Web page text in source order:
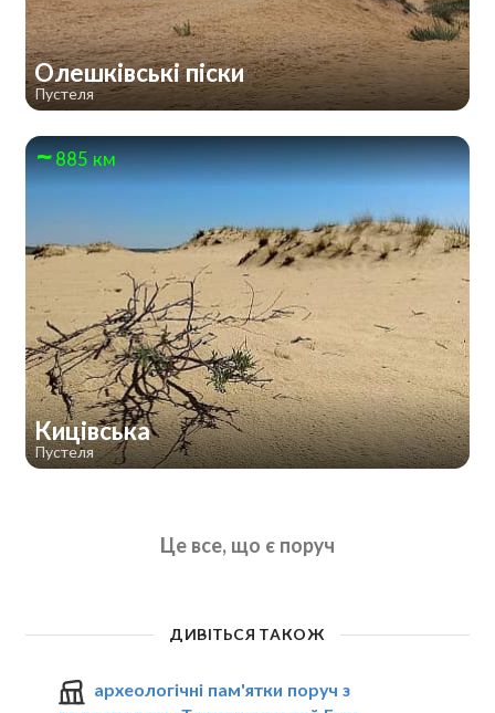
Олешківські піски
Пустеля
885 км
Кицівська
Пустеля
Це все, що є поруч
ДИВІТЬСЯ ТАКОЖ
археологічні пам'ятки поруч з